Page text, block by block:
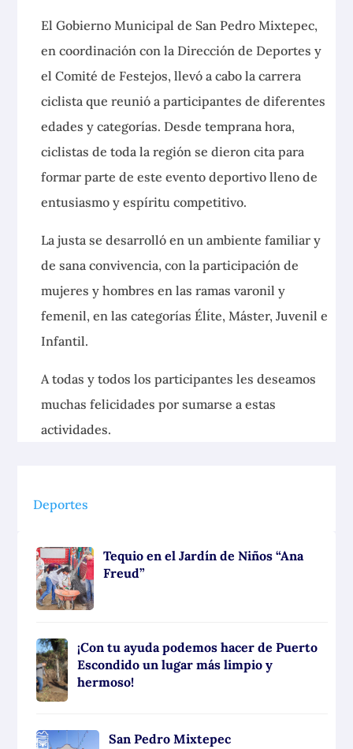
El Gobierno Municipal de San Pedro Mixtepec,
en coordinación con la Dirección de Deportes y
el Comité de Festejos, llevó a cabo la carrera
ciclista que reunió aparticipantes de diferentes
edades y categorías. Desde temprana hora,
ciclistas de toda la región se dieron cita para
formar parte de este evento deportivo lleno de
entusiasmo y espíritu competitivo.
La justa se desarrolló en un ambiente familiar y
de sana convivencia, con la participación de
mujeres y hombres en las ramas varonil y
femenil, en las categorías Élite, Máster, Juvenil e
Infantil.
A todas y todos los participantes les deseamos
muchas felicidades por sumarse a estas
actividades.
Deportes
Tequio en el Jardín de Niños “Ana
Freud”
¡Con tu ayuda podemos hacer de Puerto
Escondido un lugar más limpio y
hermoso!
San Pedro Mixtepec